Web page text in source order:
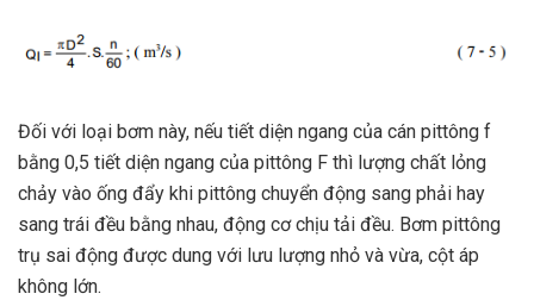
Đối với loại bơm này, nếu tiết diện ngang của cán pittông f
bằng 0,5 tiết diện ngang của pittông F thì lượng chất lỏng
chảy vào ống đẩy khi pittông chuyển động sang phải hay
sang trái đều bằng nhau, động cơ chịu tải đều. Bơm pittông
trụ sai động được dung với lưu lượng nhỏ và vừa, cột áp
không lớn.